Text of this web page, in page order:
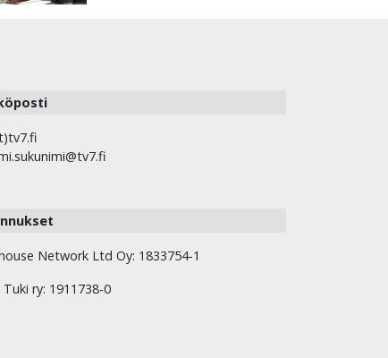
Network Ltd Oy: 1833754-1
Tuki ry: 1911738-0